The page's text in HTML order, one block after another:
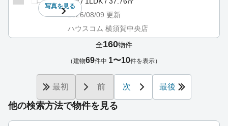
写真を見る
2026/08/09 更新
ハウスコム 横須賀中央店
他の検索方法で物件を見る
全160物件
（建物69件中 1〜10件を表示）
最初 前 次 最後